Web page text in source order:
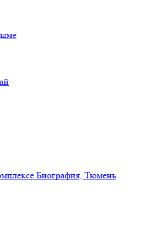
Биография, Тюмень